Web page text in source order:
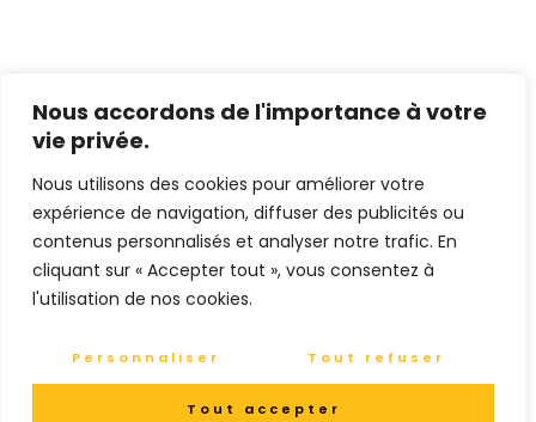
Nous accordons de l'importance à votre
vie privée.
Nous utilisons des cookies pour améliorer votre
expérience de navigation, diffuser des publicités ou
contenus personnalisés et analyser notre trafic. En
cliquant sur « Accepter tout », vous consentez à
l'utilisation de nos cookies.
Personnaliser Tout refuser
Tout accepter